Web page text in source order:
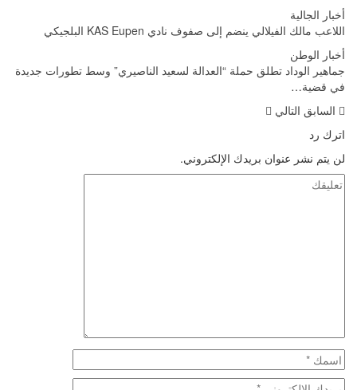
أخبار الجالية
اللاعب مالك الفيلالي ينضم إلى صفوف نادي KAS Eupen البلجيكي
أخبار الوطن
جماهير الوداد تطلق حملة “العدالة لسعيد الناصيري” وسط تطورات جديدة
في قضية…
السابق التالي
اترك رد
لن يتم نشر عنوان بريدك الإلكتروني.